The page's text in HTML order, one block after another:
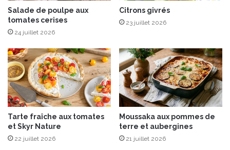
i
n
i
a
r
a
c
t
è
r
e
e
Salade de poulpe aux
tomates cerises
24 juillet 2026
Citrons givrés
23 juillet 2026
Tarte fraîche aux tomates
et Skyr Nature
22 juillet 2026
Moussaka aux pommes de
terre et aubergines
21 juillet 2026